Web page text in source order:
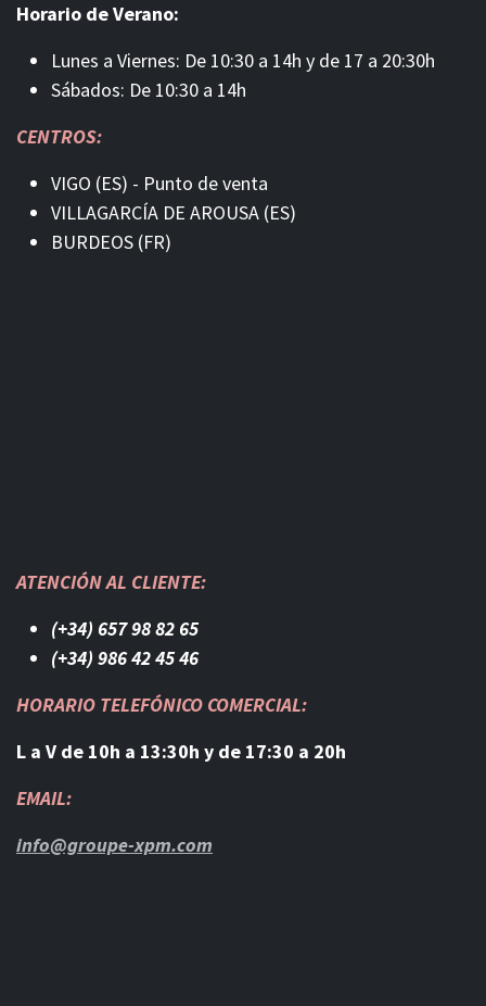
Horario de Verano:
Lunes a Viernes: De 10:30 a 14h y de 17 a 20:30h
Sábados: De 10:30 a 14h
CENTROS:
VIGO (ES) - Punto de venta
VILLAGARCÍA DE AROUSA (ES)
BURDEOS (FR)
ATENCIÓN AL CLIENTE:
(+34) 657 98 82 65
(+34) 986 42 45 46​
HORARIO TELEFÓNICO COMERCIAL:
L a V de 10h a 13:30h y de 17:30 a 20h
EMAIL:
info@groupe-xpm.com